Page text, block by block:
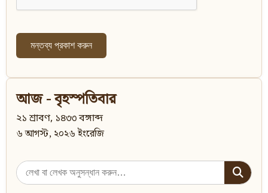
আজ - বৃহস্পতিবার
২১ শ্রাবণ, ১৪৩৩ বঙ্গাব্দ
৬ আগস্ট, ২০২৬ ইংরেজি
Search
for: